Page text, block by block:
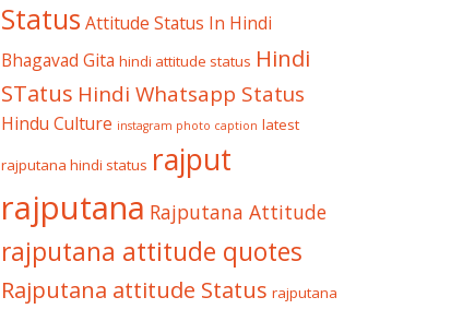
Status Attitude Status In Hindi
Bhagavad Gita hindi attitude status Hindi
STatus Hindi Whatsapp Status
Hindu Culture instagram photo caption latest
rajputana hindi status rajput
rajputana Rajputana Attitude
rajputana attitude quotes
Rajputana attitude Status rajputana